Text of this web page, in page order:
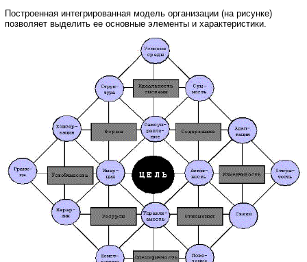
Построенная интегрированная модель организации (на рисунке)
позволяет выделить ее основные элементы и характеристики.